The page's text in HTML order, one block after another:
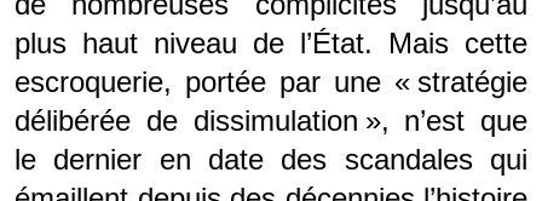
plus haut niveau de l’État. Mais cette
escroquerie, portée par une « stratégie
délibérée de dissimulation », n’est que
le dernier en date des scandales qui